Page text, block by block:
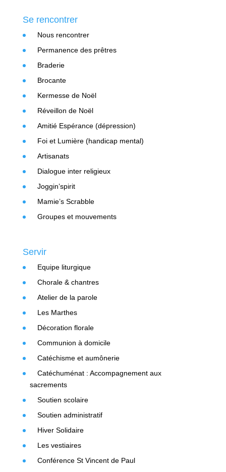
Se rencontrer
Nous rencontrer
Permanence des prêtres
Braderie
Brocante
Kermesse de Noël
Réveillon de Noël
Amitié Espérance (dépression)
Foi et Lumière (handicap mental)
Artisanats
Dialogue inter religieux
Joggin’spirit
Mamie’s Scrabble
Groupes et mouvements
Servir
Equipe liturgique
Chorale & chantres
Atelier de la parole
Les Marthes
Décoration florale
Communion à domicile
Catéchisme et aumônerie
Catéchuménat : Accompagnement aux
sacrements
Soutien scolaire
Soutien administratif
Hiver Solidaire
Les vestiaires
Conférence St Vincent de Paul